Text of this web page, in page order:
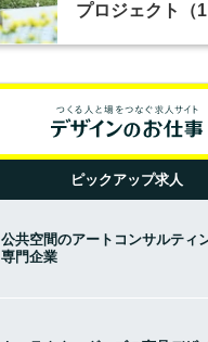
プロジェクト（1
ピックアップ求人
公共空間のアートコンサルティ
専門企業